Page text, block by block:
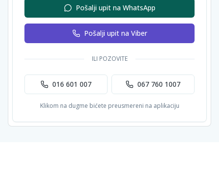
Pošalji upit na WhatsApp
Pošalji upit na Viber
ILI POZOVITE
016 601 007 067 760 1007
Klikom na dugme bićete preusmereni na aplikaciju